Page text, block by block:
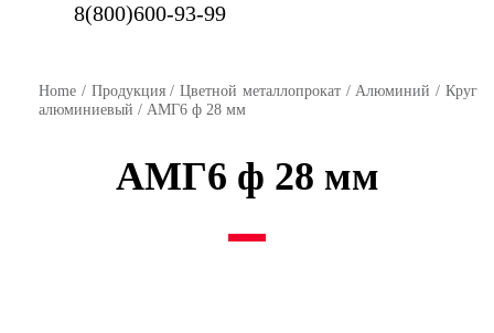
8(800)600-93-99
Home / Продукция/Цветной металлопрокат/Алюминий /Круг
алюминиевый / АМГ6 ф 28 мм
АМГ6 ф 28 мм